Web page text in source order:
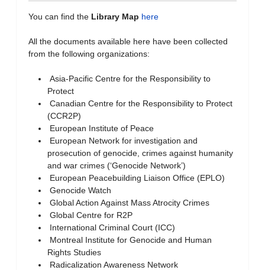
You can find the Library Map here
All the documents available here have been collected
from the following organizations:
Asia-Pacific Centre for the Responsibility to
Protect
Canadian Centre for the Responsibility to Protect
(CCR2P)
European Institute of Peace
European Network for investigation and
prosecution of genocide, crimes against humanity
and war crimes (‘Genocide Network’)
European Peacebuilding Liaison Office (EPLO)
Genocide Watch
Global Action Against Mass Atrocity Crimes
Global Centre for R2P
International Criminal Court (ICC)
Montreal Institute for Genocide and Human
Rights Studies
Radicalization Awareness Network